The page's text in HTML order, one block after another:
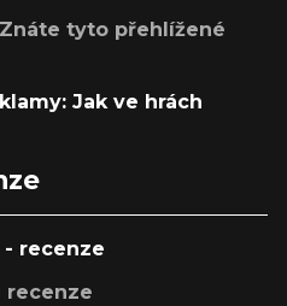
tyto přehlížené
Jak ve hrách
- recenze
recenze